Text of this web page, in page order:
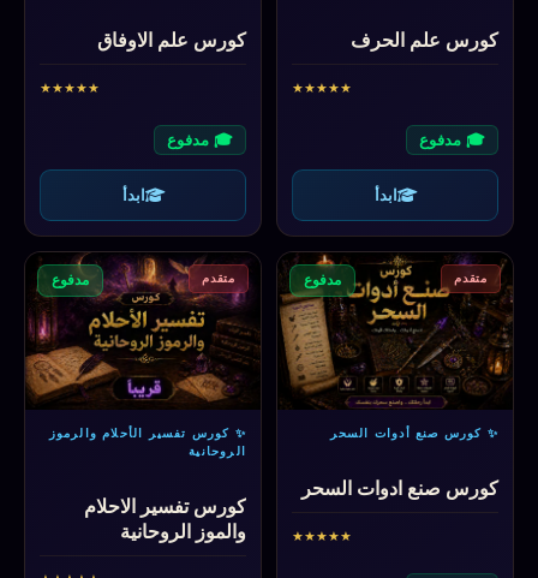
كورس علم الحرف
★
★
★
★
★
🎓 مدفوع
ابدأ
كورس علم الاوفاق
★
★
★
★
★
🎓 مدفوع
ابدأ
متقدم مدفوع
✨ كورس صنع أدوات السحر
كورس صنع ادوات السحر
★
★
★
★
★
متقدم مدفوع
✨ كورس تفسير الأحلام والرموز
الروحانية
كورس تفسير الاحلام
والموز الروحانية